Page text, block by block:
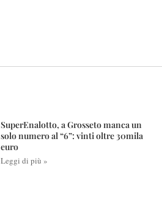
SuperEnalotto, a Grosseto manca un
solo numero al “6”: vinti oltre 30mila
euro
Leggi di più »